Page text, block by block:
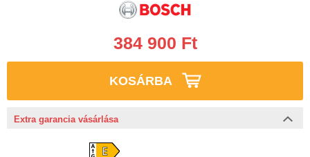
384 900 Ft
KOSÁRBA
Extra garancia vásárlása